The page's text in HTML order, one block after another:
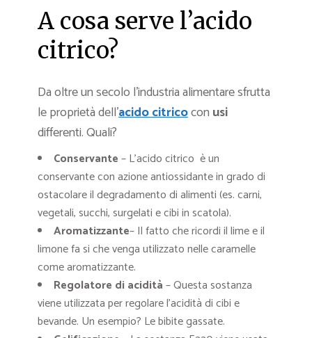
A cosa serve l’acido
citrico?
Da oltre un secolo l’industria alimentare sfrutta
le proprietà dell’acido citricocon usi
differenti. Quali?
Conservante– L’acido citrico è un
conservante con azione antiossidante in grado di
ostacolare il degradamento di alimenti (es. carni,
vegetali, succhi, surgelati e cibi in scatola).
Aromatizzante– Il fatto che ricordi il lime e il
limone fa si che venga utilizzato nelle caramelle
come aromatizzante.
Regolatore di acidità– Questa sostanza
viene utilizzata per regolare l’acidità di cibi e
bevande. Un esempio? Le bibite gassate.